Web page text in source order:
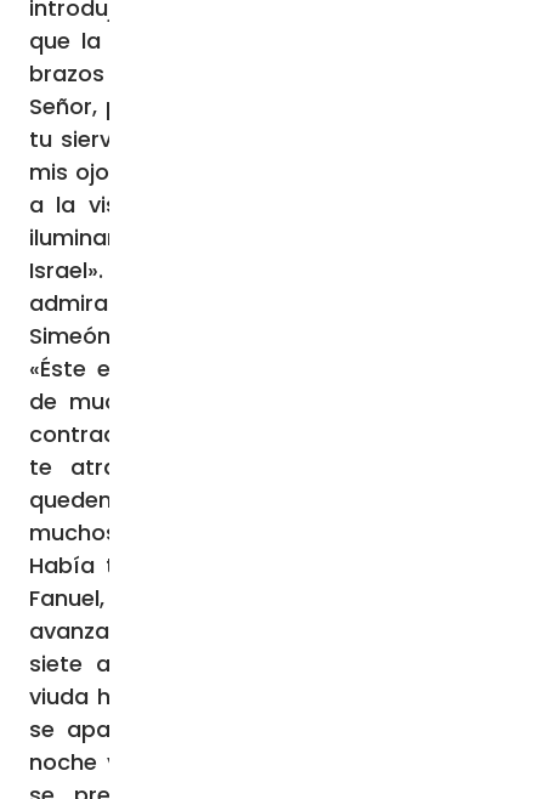
introdujeron al niño Jesús, para cumplir lo
que la Ley prescribía sobre Él, le tomó en
brazos y bendijo a Dios diciendo: «Ahora,
Señor, puedes, según tu palabra, dejar que
tu siervo se vaya en paz; porque han visto
mis ojos tu salvación, la que has preparado
a la vista de todos los pueblos, luz para
iluminar a los gentiles y gloria de tu pueblo
Israel». Su padre y su madre estaban
admirados de lo que se decía de Él.
Simeón les bendijo y dijo a María, su madre:
«Éste está puesto para caída y elevación
de muchos en Israel, y para ser señal de
contradicción —¡y a ti misma una espada
te atravesará el alma!— a fin de que
queden al descubierto las intenciones de
muchos corazones».
Había también una profetisa, Ana, hija de
Fanuel, de la tribu de Aser, de edad
avanzada; después de casarse había vivido
siete años con su marido, y permaneció
viuda hasta los ochenta y cuatro años; no
se apartaba del Templo, sirviendo a Dios
noche y día en ayunos y oraciones. Como